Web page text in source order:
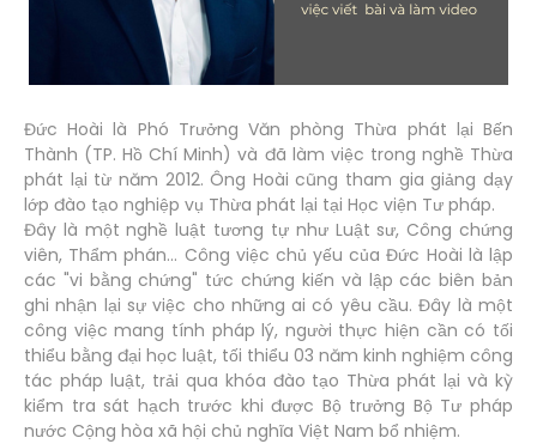
Đức Hoài là Phó Trưởng Văn phòng Thừa phát lại Bến
Thành (TP. Hồ Chí Minh) và đã làm việc trong nghề Thừa
phát lại từ năm 2012. Ông Hoài cũng tham gia giảng dạy
lớp đào tạo nghiệp vụ Thừa phát lại tại Học viện Tư pháp.
Đây là một nghề luật tương tự như Luật sư, Công chứng
viên, Thẩm phán... Công việc chủ yếu của Đức Hoài là lập
các "vi bằng chứng" tức chứng kiến và lập các biên bản
ghi nhận lại sự việc cho những ai có yêu cầu. Đây là một
công việc mang tính pháp lý, người thực hiện cần có tối
thiểu bằng đại học luật, tối thiểu 03 năm kinh nghiệm công
tác pháp luật, trải qua khóa đào tạo Thừa phát lại và kỳ
kiểm tra sát hạch trước khi được Bộ trưởng Bộ Tư pháp
nước Cộng hòa xã hội chủ nghĩa Việt Nam bổ nhiệm.